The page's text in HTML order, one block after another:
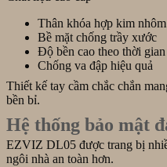
Thân khóa hợp kim
Bề mặt chống trầy xước
Độ bền cao theo thời gian
Chống va đập hiệu quả
Thiết kế tay cầm chắc chắn
bền bỉ.
Hệ thống bảo mật
EZVIZ DL05 được trang bị
ngôi nhà an toàn hơn.